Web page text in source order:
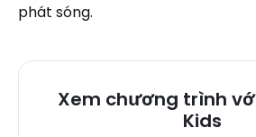
phát sóng.
Xem chương trình
Kids